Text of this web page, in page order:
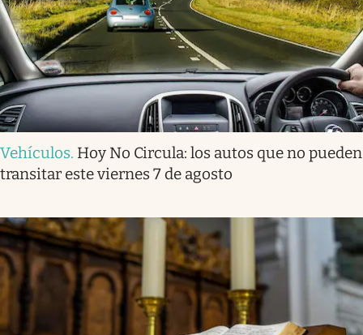
Vehículos. Hoy No Circula: los autos que no pueden
transitar este viernes 7 de agosto